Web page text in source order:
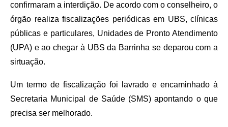
confirmaram a interdição. De acordo com o conselheiro, o
órgão realiza fiscalizações periódicas em UBS, clínicas
públicas e particulares, Unidades de Pronto Atendimento
(UPA) e ao chegar à UBS da Barrinha se deparou com a
sirtuação.
Um termo de fiscalização foi lavrado e encaminhado à
Secretaria Municipal de Saúde (SMS) apontando o que
precisa ser melhorado.